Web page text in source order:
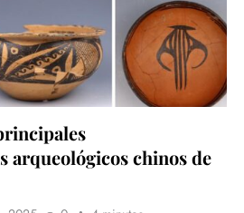
arqueológicos chinos de